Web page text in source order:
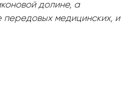
долине, а
медицинских, и